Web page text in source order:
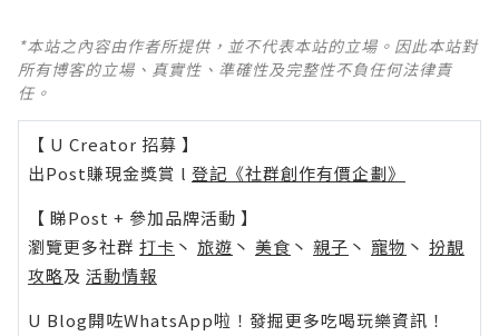
*本站之內容由作者所提供，並不代表本站的立場。因此本站對
所有博客的立場、真實性、準確性及完整性不負任何法律責
任。
【 U Creator 招募 】
出Post賺現金獎賞 l 登記《社群創作有價企劃》
【 睇Post + 參加品牌活動 】
瀏覽更多社群 打卡 丶 旅遊 丶 美食 丶 親子 丶 寵物 丶 扮靚
攻略及 活動情報
U Blog開咗WhatsApp啦！發掘更多吃喝玩樂資訊！